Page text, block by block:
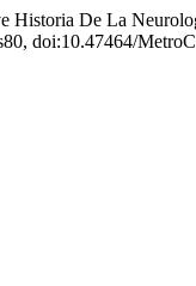
Historia De La
doi:10.47464/